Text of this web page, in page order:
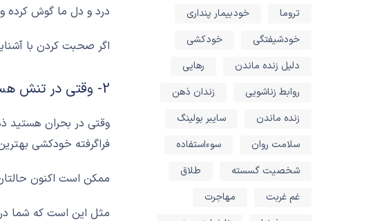
درد و دل ما گوش کرده و
اگر صحبت کردن با
2- وقتی در تنش هستید دیدن راه حل ها سخت تر می‌شود
وقتی در بحران هستید
فراگرفته خودکشی
ممکن است اکنون
مثل این است که شما
تروما
خودبیمار پنداری
خودشیفتگی
خودکشی
دلیل زنده ماندن
رهایی
روابط زناشویی
زندان ذهن
زنده ماندن
سایبر بولینگ
سلامت روان
سوءاستفاده
شخصیت گسسته
طلاق
غم غربت
مهاجرت